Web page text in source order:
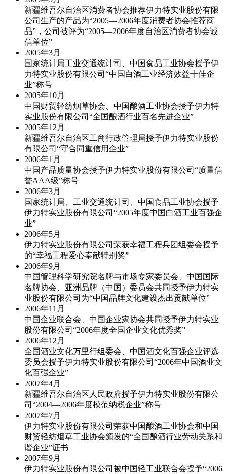
新疆维吾尔自治区消费者协会推荐伊力特实业股份有限
公司生产的产品为“2005—2006年度消费者协会推荐商
品”，公司被评为“2005—2006年度自治区消费者协会诚
信单位”
2005年3月
国家统计局工业交通统计司、中国食品工业协会授予伊
力特实业股份有限公司“中国白酒工业经济效益十佳企
业”称号
2005年10月
中国财贸轻纺烟草协会、中国酿酒工业协会授予伊力特
实业股份有限公司“全国酿酒行业百名先进企业”
2005年12月
新疆维吾尔自治区工商行政管理局授予伊力特实业股份
有限公司“守合同重信用企业”
2006年1月
中国产品质量协会授予伊力特实业股份有限公司“质量信
誉AAA级”称号
2006年3月
国家统计局、工业交通统计司、中国食品工业协会授予
伊力特实业股份有限公司“2005年度中国白酒工业百强企
业”
2006年5月
伊力特实业股份有限公司荣获幸福工程兵团组委会授予
的“幸福工程爱心奉献特别奖”
2006年9月
中国管理科学研究院名牌与市场专家委员会、中国国际
名牌协会、亚洲品牌（中国）委员会共同授予伊力特实
业股份有限公司为“中国品牌文化建设杰出贡献单位”
2006年11月
中国企业联合会、中国企业家协会共同授予伊力特实业
股份有限公司“2006年度全国企业文化优秀奖”
2006年12月
全国酒业文化万里行组委会、中国酒文化百强企业评选
委员会授予伊力特实业股份有限公司“2006年中国酒业文
化百强企业”
2007年4月
新疆维吾尔自治区人民政府授予伊力特实业股份有限公
司“2004—2006年度模范纳税企业”称号
2007年7月
伊力特实业股份有限公司荣获中国酿酒工业协会和中国
财贸轻纺烟草工业协会颁发的“全国酿酒行业劳动关系和
谐企业”证书
2007年9月
伊力特实业股份有限公司被中国轻工业联合会授予“2006